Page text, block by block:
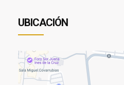
UBICACIÓN